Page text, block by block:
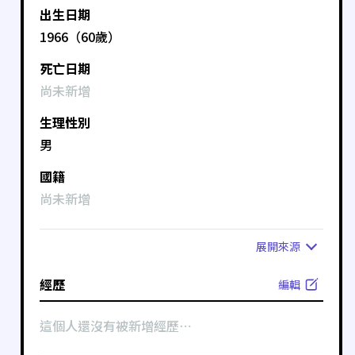
出生日期
1966（60歲）
死亡日期
尚未新增
生理性別
男
國籍
尚未新增
展開來源
經歷 編輯
這個人還沒有被新增經歷⋯